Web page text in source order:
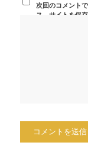
次回のコメント
ス、サイトを保存